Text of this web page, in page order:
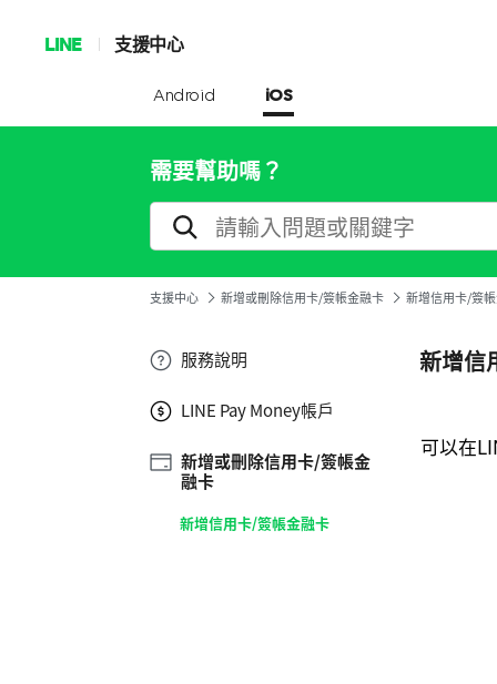
LINE 支援中心
Android iOS
需要幫助嗎？
支援中心 新增或刪除信用卡/簽帳金融卡 新增信用卡/簽
服務說明
LINE Pay Money帳戶
新增或刪除信用卡/簽帳金
融卡
新增信用卡/簽帳金融卡
新增信
可以在